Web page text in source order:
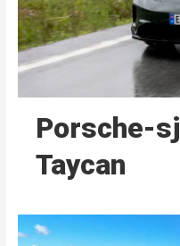
Porsche-
Taycan